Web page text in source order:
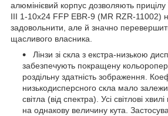
алюмінієвий корпус дозволяють
III 1-10x24 FFP EBR-9 (MR RZR-11002)
задовольнити, але й значно
щасливого власника.
Лінзи зі скла з екстра-низькою
забезпечують покращену
роздільну здатність зображення.
низькодисперсного скла мало
світла (від спектра). Усі світлові
на однакову величину кута.